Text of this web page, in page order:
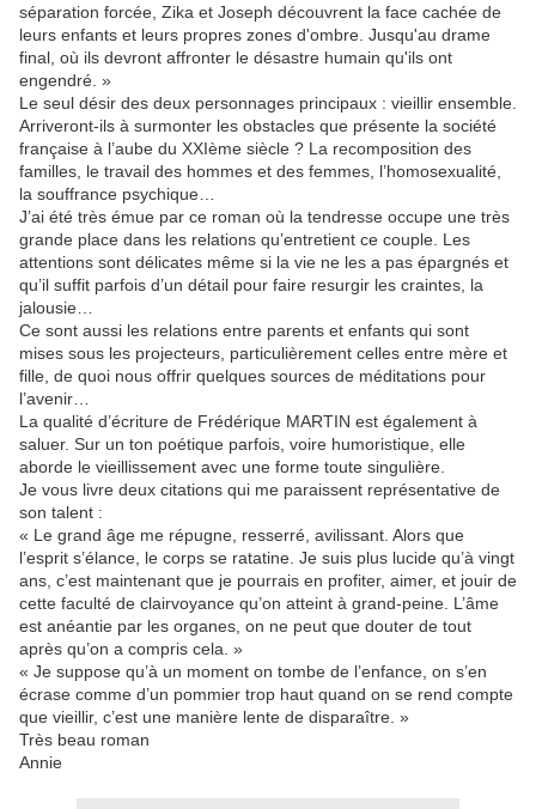
séparation forcée, Zika et Joseph découvrent la face cachée de
leurs enfants et leurs propres zones d'ombre. Jusqu'au drame
final, où ils devront affronter le désastre humain qu'ils ont
engendré. »
Le seul désir des deux personnages principaux : vieillir ensemble.
Arriveront-ils à surmonter les obstacles que présente la société
française à l’aube du XXIème siècle ? La recomposition des
familles, le travail des hommes et des femmes, l’homosexualité,
la souffrance psychique…
J’ai été très émue par ce roman où la tendresse occupe une très
grande place dans les relations qu’entretient ce couple. Les
attentions sont délicates même si la vie ne les a pas épargnés et
qu’il suffit parfois d’un détail pour faire resurgir les craintes, la
jalousie…
Ce sont aussi les relations entre parents et enfants qui sont
mises sous les projecteurs, particulièrement celles entre mère et
fille, de quoi nous offrir quelques sources de méditations pour
l’avenir…
La qualité d’écriture de Frédérique MARTIN est également à
saluer. Sur un ton poétique parfois, voire humoristique, elle
aborde le vieillissement avec une forme toute singulière.
Je vous livre deux citations qui me paraissent représentative de
son talent :
« Le grand âge me répugne, resserré, avilissant. Alors que
l’esprit s’élance, le corps se ratatine. Je suis plus lucide qu’à vingt
ans, c’est maintenant que je pourrais en profiter, aimer, et jouir de
cette faculté de clairvoyance qu’on atteint à grand-peine. L’âme
est anéantie par les organes, on ne peut que douter de tout
après qu’on a compris cela. »
« Je suppose qu’à un moment on tombe de l’enfance, on s’en
écrase comme d’un pommier trop haut quand on se rend compte
que vieillir, c’est une manière lente de disparaître. »
Très beau roman
Annie